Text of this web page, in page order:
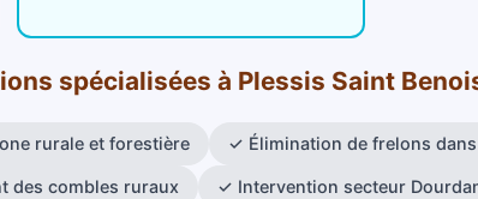
spécialisées à Plessis Saint
rurale et forestière ✓ Élimination de frelons
des combles ruraux ✓ Intervention secteur